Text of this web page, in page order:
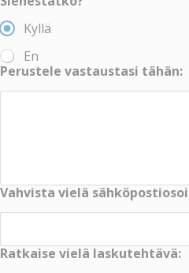
Kyllä
En
Perustele vastaustasi tähän:
Vahvista vielä
Ratkaise vielä laskutehtävä: